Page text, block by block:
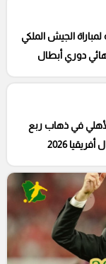
الجيش الملكي
دوري أبطال
في ذهاب ربع
2026